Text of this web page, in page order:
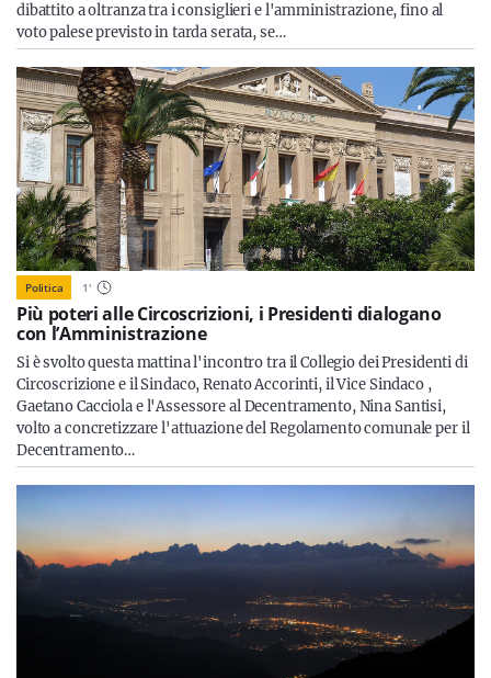
dibattito a oltranza tra i consiglieri e l'amministrazione, fino al
voto palese previsto in tarda serata, se…
Politica 1'
Più poteri alle Circoscrizioni, i Presidenti dialogano
con l’Amministrazione
Si è svolto questa mattina l'incontro tra il Collegio dei Presidenti di
Circoscrizione e il Sindaco, Renato Accorinti, il Vice Sindaco ,
Gaetano Cacciola e l'Assessore al Decentramento, Nina Santisi,
volto a concretizzare l'attuazione del Regolamento comunale per il
Decentramento…